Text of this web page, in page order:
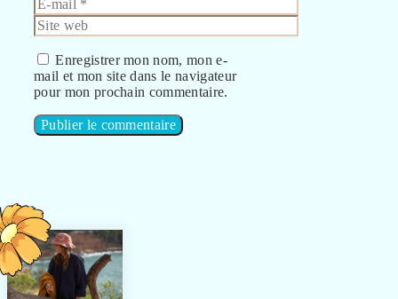
mail
Site
web
Enregistrer mon nom, mon e-
mail et mon site dans le navigateur
pour mon prochain commentaire.